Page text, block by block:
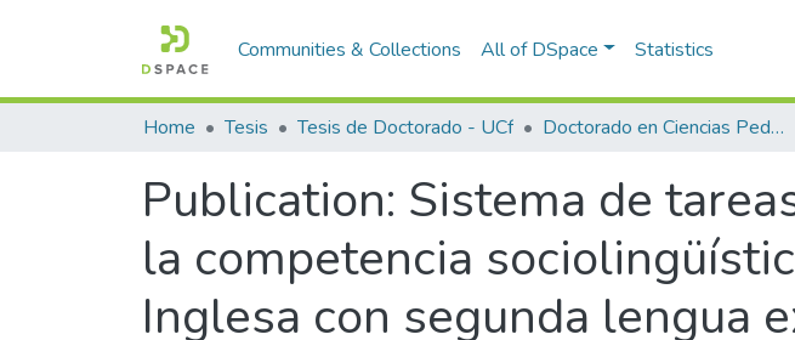
Communities & Collections All of DSpace Statistics
Home Tesis Tesis de Doctorado - UCf Doctorado en Ciencias Pedagógicas
Publication: Sistema de
la competencia
Inglesa con segunda lengua